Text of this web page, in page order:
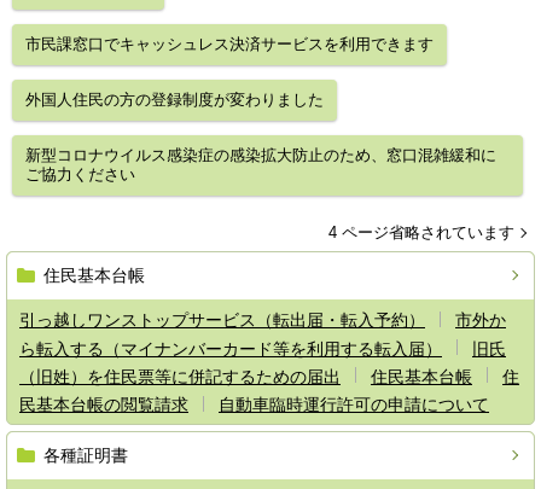
市民課窓口でキャッシュレス決済サービスを利用できます
外国人住民の方の登録制度が変わりました
新型コロナウイルス感染症の感染拡大防止のため、窓口混雑緩和に
ご協力ください
4 ページ省略されています
住民基本台帳
引っ越しワンストップサービス（転出届・転入予約）
市外か
ら転入する（マイナンバーカード等を利用する転入届）
旧氏
（旧姓）を住民票等に併記するための届出
住民基本台帳
住
民基本台帳の閲覧請求
自動車臨時運行許可の申請について
各種証明書